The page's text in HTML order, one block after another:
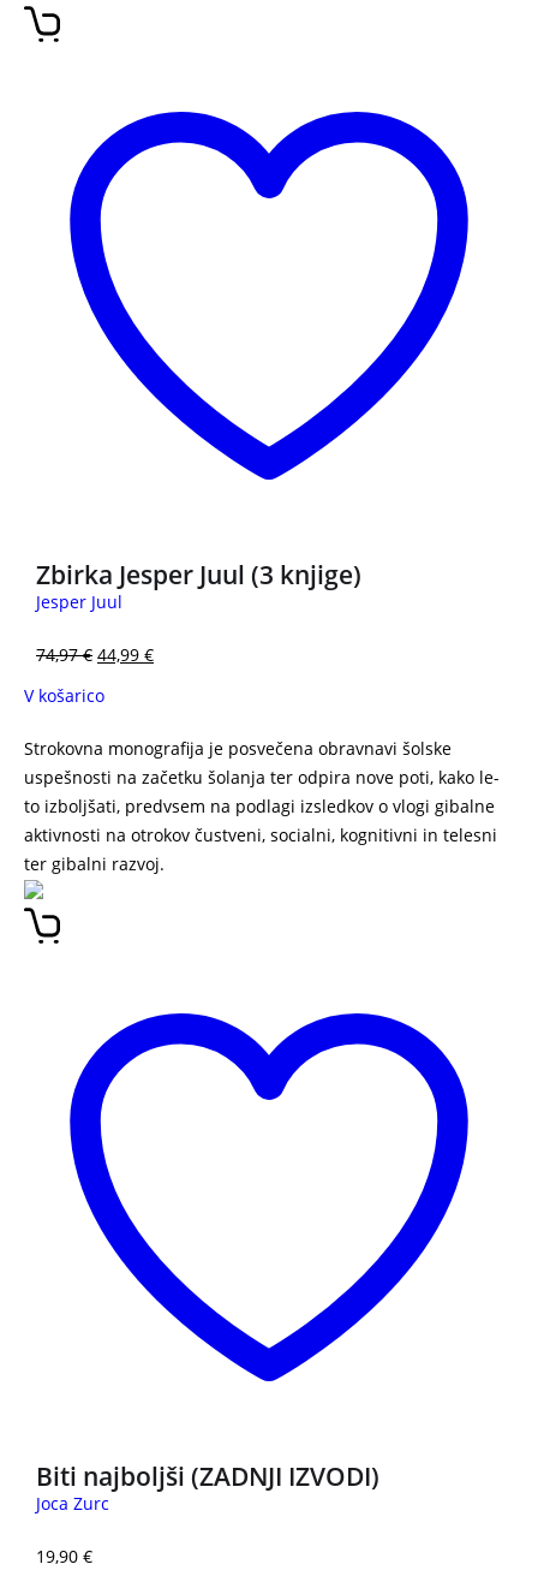
Zbirka Jesper Juul (3 knjige)
Jesper Juul
74,97€ 44,99 €
V košarico
Strokovna monografija je posvečena obravnavi šolske
uspešnosti na začetku šolanja ter odpira nove poti, kako le-
to izboljšati, predvsem na podlagi izsledkov o vlogi gibalne
aktivnosti na otrokov čustveni, socialni, kognitivni in telesni
ter gibalni razvoj.
Biti najboljši (ZADNJI IZVODI)
Joca Zurc
19,90 €